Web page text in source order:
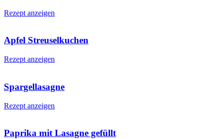
Rezept anzeigen
Apfel Streuselkuchen
Rezept anzeigen
Spargellasagne
Rezept anzeigen
Paprika mit Lasagne gefüllt